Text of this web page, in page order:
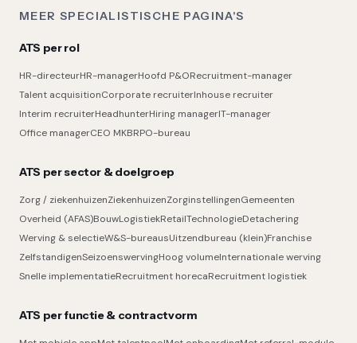
MEER SPECIALISTISCHE PAGINA'S
ATS per rol
HR-directeurHR-managerHoofd P&ORecruitment-manager
Talent acquisitionCorporate recruiterInhouse recruiter
Interim recruiterHeadhunterHiring managerIT-manager
Office managerCEO MKBRPO-bureau
ATS per sector & doelgroep
Zorg / ziekenhuizenZiekenhuizenZorginstellingenGemeenten
Overheid (AFAS)BouwLogistiekRetailTechnologieDetachering
Werving & selectieW&S-bureausUitzendbureau (klein)Franchise
ZelfstandigenSeizoenswervingHoog volumeInternationale werving
Snelle implementatieRecruitment horecaRecruitment logistiek
ATS per functie & contractvorm